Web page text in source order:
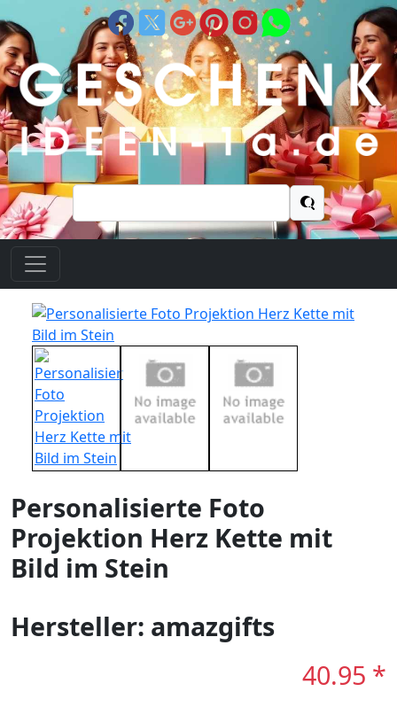
Suchen
nach:
Personalisierte Foto
Projektion Herz Kette mit
Bild im Stein
Hersteller: amazgifts
40.95 *